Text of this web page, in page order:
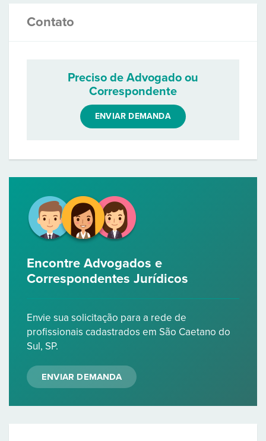
Contato
Preciso de Advogado ou
Correspondente
ENVIAR DEMANDA
Encontre Advogados e
Correspondentes Jurídicos
Envie sua solicitação para a rede de
profissionais cadastrados em São Caetano do
Sul, SP.
ENVIAR DEMANDA